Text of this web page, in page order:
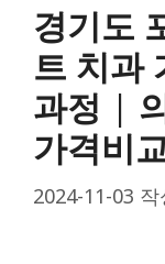
경기도
트 치과
과정 |
가격비
2024-11-03 작